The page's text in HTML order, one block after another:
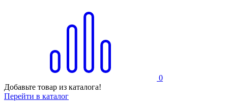
0
Добавьте товар из каталога!
Перейти в каталог